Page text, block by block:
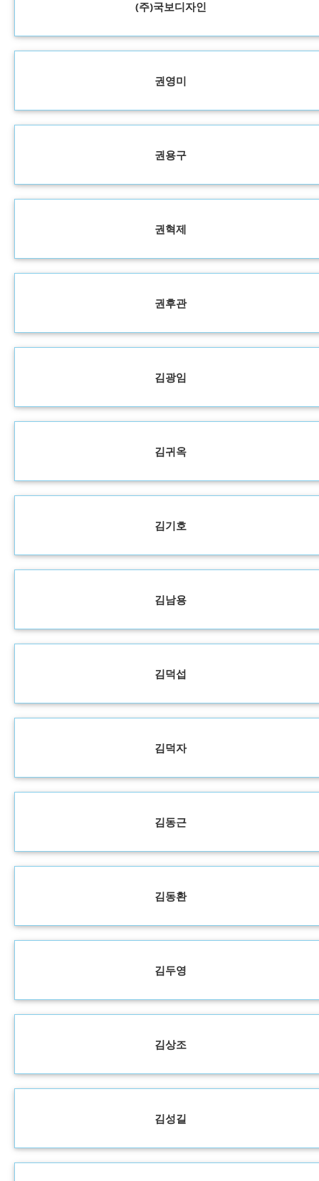
(주)국보디자인
권영미
권용구
권혁제
권후관
김광임
김귀옥
김기호
김남용
김덕섭
김덕자
김동근
김동환
김두영
김상조
김성길